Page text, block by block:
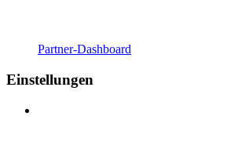
Partner-Dashboard
Einstellungen